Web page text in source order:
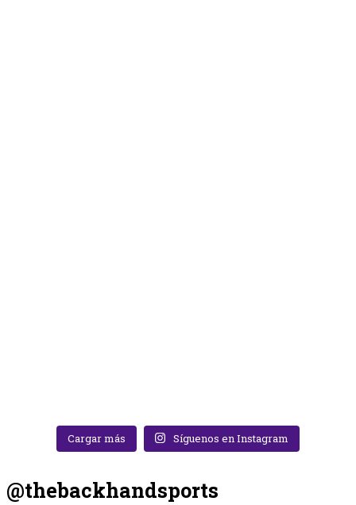
Cargar más Síguenos en Instagram
@thebackhandsports